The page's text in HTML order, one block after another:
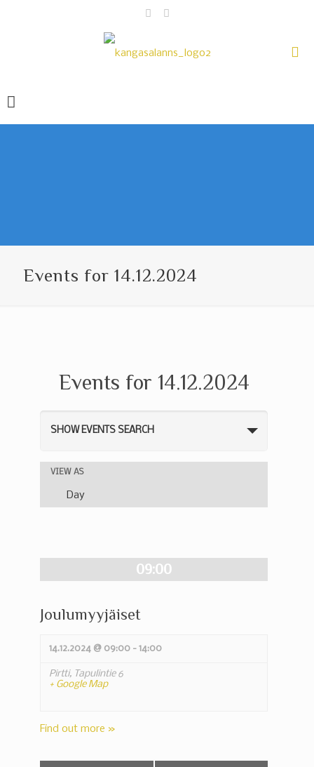
Events for 14.12.2024
Events for 14.12.2024
Events
and
Views
SHOW EVENTS SEARCH
Event
Views
VIEW AS
Day
09:00
Joulumyyjäiset
14.12.2024 @ 09:00- 14:00
Pirtti, Tapulintie 6
+ Google Map
Find out more »